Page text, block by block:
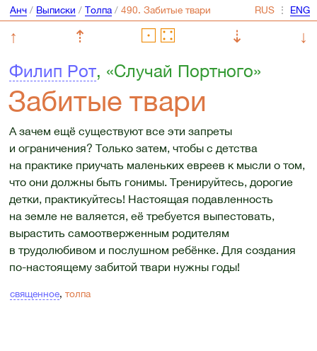
Анч/ Выписки / Толпа/ ⋮
↑ ⇡ ⇣
↓
Филип Рот, «Случай Портного»
Забитые твари
А зачем ещё существуют все эти запреты
и ограничения? Только затем, чтобы с детства
на практике приучать маленьких евреев к мысли о том,
что они должны быть гонимы. Тренируйтесь, дорогие
детки, практикуйтесь! Настоящая подавленность
на земле не валяется, её требуется выпестовать,
вырастить самоотверженным родителям
в трудолюбивом и послушном ребёнке. Для создания
по-настоящему забитой твари нужны годы!
священное, толпа